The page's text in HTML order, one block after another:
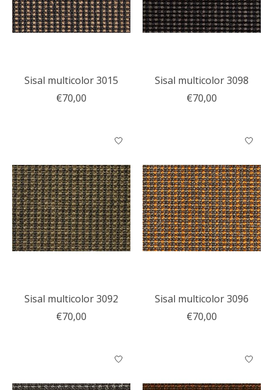
Sisal multicolor 3015
€70,00
Sisal multicolor 3098
€70,00
Sisal multicolor 3092
€70,00
Sisal multicolor 3096
€70,00